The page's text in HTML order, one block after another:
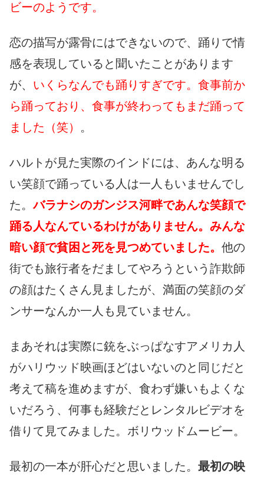
ビーのようです。
恋の描写が露骨にはできないので、踊りで情
感を表現していると聞いたことがあります
が、 いくらなんでも踊りすぎです。食事前か
ら踊っており、食事が終わってもまだ踊って
ました（笑） 。
ハルトが見た実際のインドには、あんな明る
い笑顔で踊っている人は一人もいませんでし
た。バラナシのガンジス河畔であんな笑顔で
踊る人なんているわけがありません。みんな
暗い顔で貧困と死を見つめていました。 他の
街でも旅行者をだましてやろうという詐欺師
の顔はたくさん見ましたが、満面の笑顔のダ
ンサーなんか一人も見ていません。
まあそれは実際に銃をぶっぱなすアメリカ人
がハリウッド映画ほどはいないのと同じだと
考えて稿を進めますが、食わず嫌いもよくな
いだろう、何事も経験だとレンタルビデオを
借りて見てみました。ボリウッドムービー。
最初の一本が肝心だと思いました。 最初の映